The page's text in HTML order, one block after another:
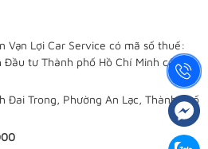
Vạn Lợi Car Service có mã số thuế:
Đầu tư Thành phố Hồ Chí Minh cấp
Đai Trong, Phường An Lạc, Thành phố